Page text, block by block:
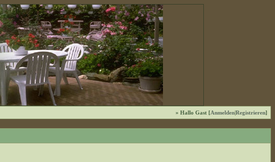
» Hallo Gast [Anmelden|Registrieren]